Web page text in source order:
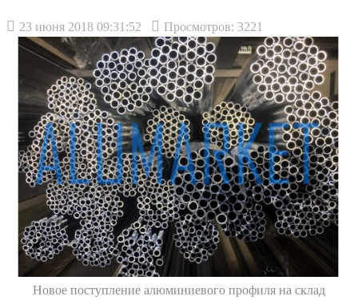
23 июня 2018 09:31:52 Просмотров: 3221
Новое поступление алюминиевого профиля на склад